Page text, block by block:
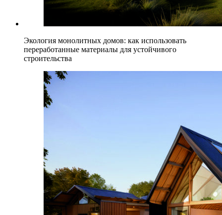
Экология монолитных домов: как использовать
переработанные материалы для устойчивого
строительства